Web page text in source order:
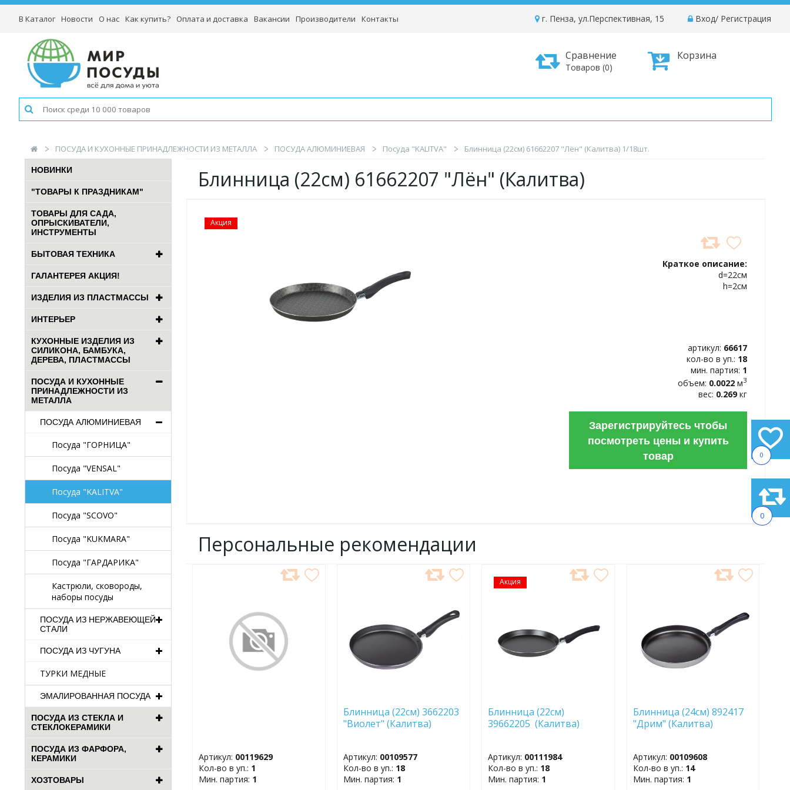
0
0
В Каталог Новости О нас Как купить? Оплата и доставка Вакансии Производители Контакты Вход/ Регистрация
г. Пенза, ул.Перспективная, 15
Корзина
Сравнение
Товаров (0)
ПОСУДА И КУХОННЫЕ ПРИНАДЛЕЖНОСТИ ИЗ МЕТАЛЛА ПОСУДА АЛЮМИНИЕВАЯ Посуда "KALITVA" Блинница (22см) 61662207 "Лён" (Калитва) 1/18шт.
НОВИНКИ
"ТОВАРЫ К ПРАЗДНИКАМ"
ТОВАРЫ ДЛЯ САДА,
ОПРЫСКИВАТЕЛИ,
ИНСТРУМЕНТЫ
БЫТОВАЯ ТЕХНИКА
ГАЛАНТЕРЕЯ АКЦИЯ!
ИЗДЕЛИЯ ИЗ ПЛАСТМАССЫ
ИНТЕРЬЕР
КУХОННЫЕ ИЗДЕЛИЯ ИЗ
СИЛИКОНА, БАМБУКА,
ДЕРЕВА, ПЛАСТМАССЫ
ПОСУДА И КУХОННЫЕ
ПРИНАДЛЕЖНОСТИ ИЗ
МЕТАЛЛА
ПОСУДА АЛЮМИНИЕВАЯ
Посуда "ГОРНИЦА"
Посуда "VENSAL"
Посуда "KALITVA"
Посуда "SCOVO"
Посуда "KUKMARA"
Посуда "ГАРДАРИКА"
Кастрюли, сковороды,
наборы посуды
ПОСУДА ИЗ НЕРЖАВЕЮЩЕЙ
СТАЛИ
ПОСУДА ИЗ ЧУГУНА
ТУРКИ МЕДНЫЕ
ЭМАЛИРОВАННАЯ ПОСУДА
ПОСУДА ИЗ СТЕКЛА И
СТЕКЛОКЕРАМИКИ
ПОСУДА ИЗ ФАРФОРА,
КЕРАМИКИ
ХОЗТОВАРЫ
Блинница (22см) 61662207 "Лён" (Калитва)
Акция
Краткое описание:
d=22см
h=2см
артикул: 66617
кол-во в уп.: 18
мин. партия: 1
объем: 0.0022 м3
вес: 0.269кг
Зарегистрируйтесь чтобы
посмотреть цены и купить
товар
Персональные рекомендации
Артикул: 00119629
Кол-во в уп.: 1
Мин. партия: 1
Блинница (22см) 3662203
"Виолет" (Калитва)
Артикул: 00109577
Кол-во в уп.: 18
Мин. партия: 1
Акция
ДОБАВИТЬ
В
Блинница (22см)
39662205 (Калитва)
Артикул: 00111984
Кол-во в уп.: 18
Мин. партия: 1
Блинница (24см) 892417
"Дрим" (Калитва)
Артикул: 00109608
Кол-во в уп.: 14
Мин. партия: 1